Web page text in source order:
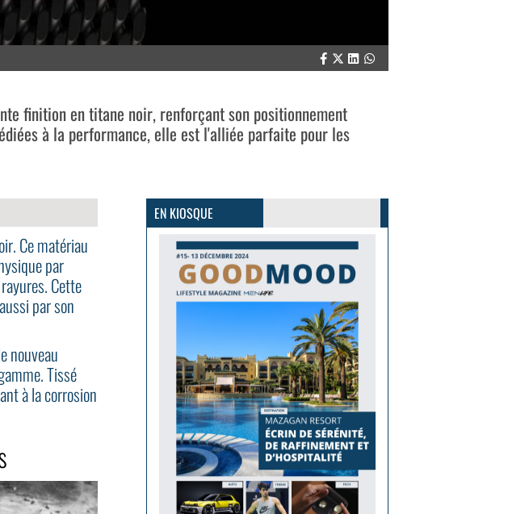
finition en titane noir, renforçant son positionnement
à la performance, elle est l'alliée parfaite pour les
Ce matériau
par
Cette
par son
nouveau
Tissé
à la corrosion
EN KIOSQUE PLUS D'INFOS